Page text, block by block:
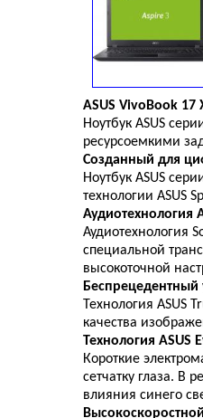
ASUS VivoBook
Ноутбук ASUS
ресурсоемкими
Созданный для
Ноутбук ASUS
технологии ASUS
Аудиотехнология
Аудиотехнология
специальной
высокоточной
Беспрецедентный
Технология ASUS
качества
Технология ASUS
Короткие
сетчатку глаза. В
влияния синего